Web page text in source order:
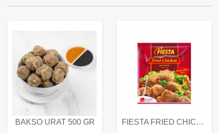
BAKSO URAT 500 GR FIESTA FRIED CHICKEN 500 GR